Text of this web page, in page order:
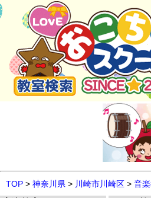
TOP > 神奈川県 > 川崎市川崎区 > 音